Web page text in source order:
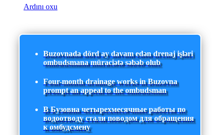
Ardını oxu
Buzovnada dörd ay davam edən drenaj işləri
ombudsmana müraciətə səbəb olub
Four-month drainage works in Buzovna
prompt an appeal to the ombudsman
В Бузовна четырехмесячные работы по
водоотводу стали поводом для обращения
к омбудсмену